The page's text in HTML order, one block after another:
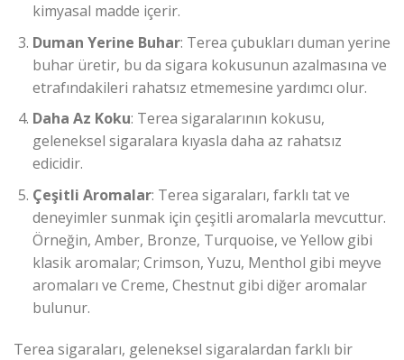
kimyasal madde içerir.
Duman Yerine Buhar: Terea çubukları duman yerine
buhar üretir, bu da sigara kokusunun azalmasına ve
etrafındakileri rahatsız etmemesine yardımcı olur.
Daha Az Koku: Terea sigaralarının kokusu,
geleneksel sigaralara kıyasla daha az rahatsız
edicidir.
Çeşitli Aromalar: Terea sigaraları, farklı tat ve
deneyimler sunmak için çeşitli aromalarla mevcuttur.
Örneğin, Amber, Bronze, Turquoise, ve Yellow gibi
klasik aromalar; Crimson, Yuzu, Menthol gibi meyve
aromaları ve Creme, Chestnut gibi diğer aromalar
bulunur.
Terea sigaraları, geleneksel sigaralardan farklı bir